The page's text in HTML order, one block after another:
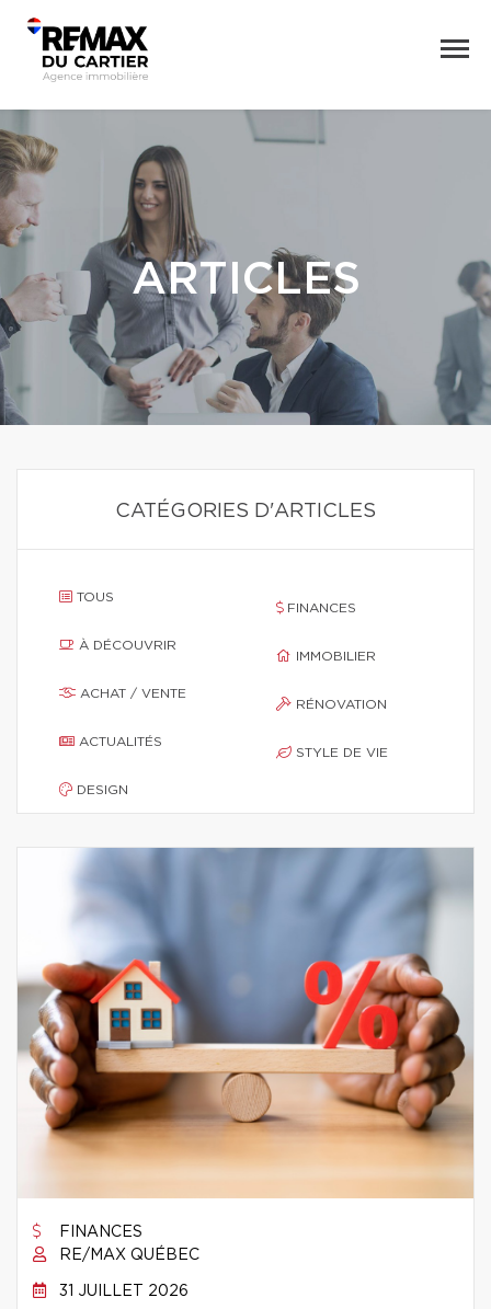
ARTICLES
CATÉGORIES D'ARTICLES
TOUS
À DÉCOUVRIR
ACHAT / VENTE
ACTUALITÉS
DESIGN
FINANCES
IMMOBILIER
RÉNOVATION
STYLE DE VIE
FINANCES
RE/MAX QUÉBEC
31 JUILLET 2026